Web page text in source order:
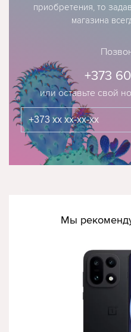
приобретения, то
магазина
или оставьте свой
+373
Мы